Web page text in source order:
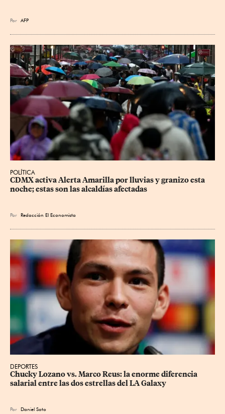
Por AFP
POLÍTICA
CDMX activa Alerta Amarilla por lluvias y granizo esta
noche; estas son las alcaldías afectadas
Por Redacción El Economista
DEPORTES
Chucky Lozano vs. Marco Reus: la enorme diferencia
salarial entre las dos estrellas del LA Galaxy
Por Daniel Soto